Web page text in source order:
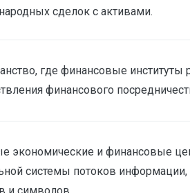
сделок с активами.
где финансовые институты
финансового
экономические и финансовые
системы потоков